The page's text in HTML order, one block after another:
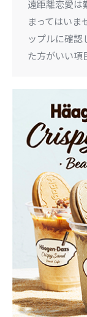
遠距離恋愛
まってはいま
ップルに確
た方がいい